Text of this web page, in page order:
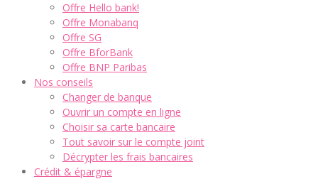
Offre Hello bank!
Offre Monabanq
Offre SG
Offre BforBank
Offre BNP Paribas
Nos conseils
Changer de banque
Ouvrir un compte en ligne
Choisir sa carte bancaire
Tout savoir sur le compte joint
Décrypter les frais bancaires
Crédit & épargne